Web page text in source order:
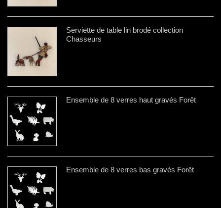
Serviette de table lin brodé collection
Chasseurs
Ensemble de 8 verres haut gravés Forêt
Ensemble de 8 verres bas gravés Forêt